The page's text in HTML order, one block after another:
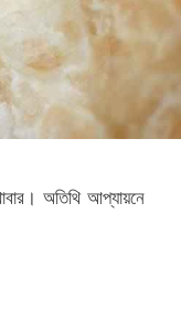
অতিথি আপ্যায়নে